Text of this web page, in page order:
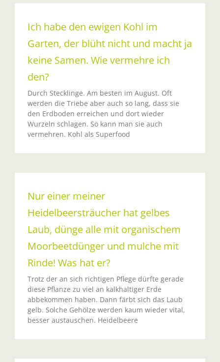
Ich habe den ewigen Kohl im
Garten, der blüht nicht und macht ja
keine Samen. Wie vermehre ich
den?
Durch Stecklinge. Am besten im August. Oft
werden die Triebe aber auch so lang, dass sie
den Erdboden erreichen und dort wieder
Wurzeln schlagen. So kann man sie auch
vermehren. Kohl als Superfood
Nur einer meiner
Heidelbeersträucher hat gelbes
Laub, dünge alle mit organischem
Moorbeetdünger und mulche mit
Rinde! Was hat er?
Trotz der an sich richtigen Pflege dürfte gerade
diese Pflanze zu viel an kalkhaltiger Erde
abbekommen haben. Dann färbt sich das Laub
gelb. Solche Gehölze werden kaum wieder vital,
besser austauschen. Heidelbeere